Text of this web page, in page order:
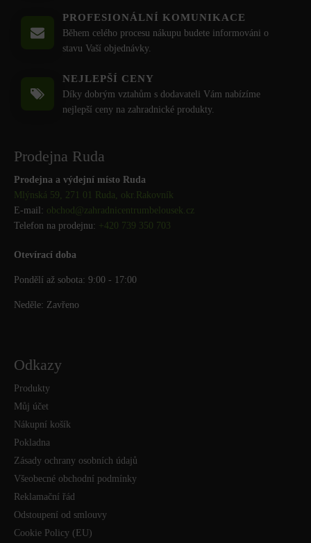
PROFESIONÁLNÍ KOMUNIKACE
Během celého procesu nákupu budete informováni o
stavu Vaší objednávky.
NEJLEPŠÍ CENY
Díky dobrým vztahům s dodavateli Vám nabízíme
nejlepší ceny na zahradnické produkty.
Prodejna Ruda
Prodejna a výdejní místo Ruda
Mlýnská 59, 271 01 Ruda, okr.Rakovník
E-mail: obchod@zahradnicentrumbelousek.cz
Telefon na prodejnu: +420 739 350 703
Otevírací doba
Pondělí až sobota: 9:00 - 17:00
Neděle: Zavřeno
Odkazy
Produkty
Můj účet
Nákupní košík
Pokladna
Zásady ochrany osobních údajů
Všeobecné obchodní podmínky
Reklamační řád
Odstoupení od smlouvy
Cookie Policy (EU)